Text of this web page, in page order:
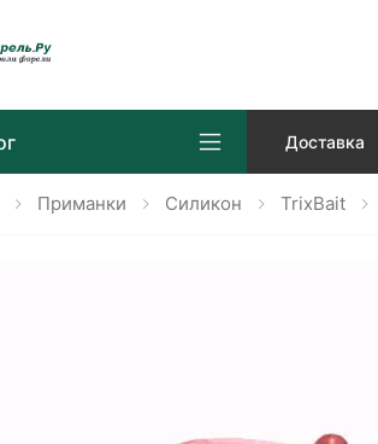
Доставка
Приманки Силикон TrixBait